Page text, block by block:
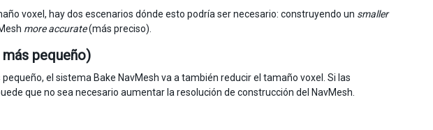
voxel, hay dos escenarios dónde esto podría ser necesario: construyendo un smaller
more accurate(más preciso).
pequeño)
el sistema Bake NavMesh va a también reducir el tamaño voxel. Si las
que no sea necesario aumentar la resolución de construcción del NavMesh.